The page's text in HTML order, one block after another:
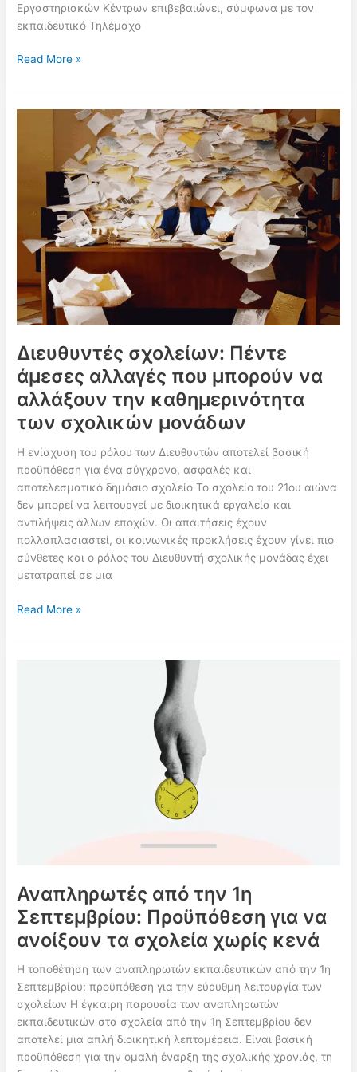
Εργαστηριακών Κέντρων επιβεβαιώνει, σύμφωνα με τον
εκπαιδευτικό Τηλέμαχο
Έρχεται
τοποθετήσεις
δυσλειτουργίες
σχολεία
την
Σεπτεμβρίου
–
Τι
η
νέα
εγκύκλιος
Read More »
Διευθυντές σχολείων: Πέντε
άμεσες αλλαγές που μπορούν να
αλλάξουν την καθημερινότητα
των σχολικών μονάδων
Η ενίσχυση του ρόλου των Διευθυντών αποτελεί βασική
προϋπόθεση για ένα σύγχρονο, ασφαλές και
αποτελεσματικό δημόσιο σχολείο Το σχολείο του 21ου αιώνα
δεν μπορεί να λειτουργεί με διοικητικά εργαλεία και
αντιλήψεις άλλων εποχών. Οι απαιτήσεις έχουν
πολλαπλασιαστεί, οι κοινωνικές προκλήσεις έχουν γίνει πιο
σύνθετες και ο ρόλος του Διευθυντή σχολικής μονάδας έχει
μετατραπεί σε μια
Διευθυντές
Read More »
Αναπληρωτές από την 1η
Σεπτεμβρίου: Προϋπόθεση για να
ανοίξουν τα σχολεία χωρίς κενά
Η τοποθέτηση των αναπληρωτών εκπαιδευτικών από την 1η
Σεπτεμβρίου: προϋπόθεση για την εύρυθμη λειτουργία των
σχολείων Η έγκαιρη παρουσία των αναπληρωτών
εκπαιδευτικών στα σχολεία από την 1η Σεπτεμβρίου δεν
αποτελεί μια απλή διοικητική λεπτομέρεια. Είναι βασική
προϋπόθεση για την ομαλή έναρξη της σχολικής χρονιάς, τη